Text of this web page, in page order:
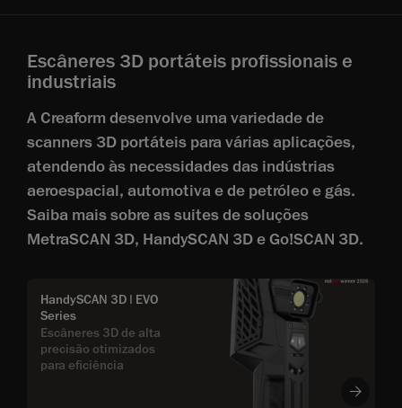
Escâneres 3D portáteis profissionais e
industriais
A Creaform desenvolve uma variedade de
scanners 3D portáteis para várias aplicações,
atendendo às necessidades das indústrias
aeroespacial, automotiva e de petróleo e gás.
Saiba mais sobre as suites de soluções
MetraSCAN 3D, HandySCAN 3D e Go!SCAN 3D.
HandySCAN 3D | EVO
Series
Escâneres 3D de alta
precisão otimizados
para eficiência